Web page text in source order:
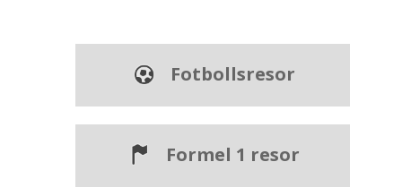
Fotbollsresor
Formel 1 resor